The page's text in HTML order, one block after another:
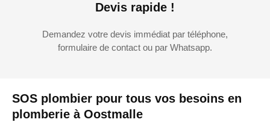
SOS plombier pour tous vos besoins en
plomberie à Oostmalle
Devis rapide !
Demandez votre devis immédiat par téléphone,
formulaire de contact ou par Whatsapp.